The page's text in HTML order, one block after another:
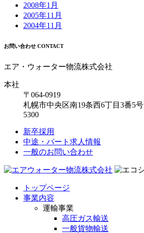
2008年1月
2005年11月
2004年11月
お問い合わせ CONTACT
エア・ウォーター物流株式会社
本社
〒064-0919
札幌市中央区南19条西6丁目3番5号
5300
新卒採用
中途・パート求人情報
一般のお問い合わせ
トップページ
事業内容
運輸事業
高圧ガス輸送
一般貨物輸送